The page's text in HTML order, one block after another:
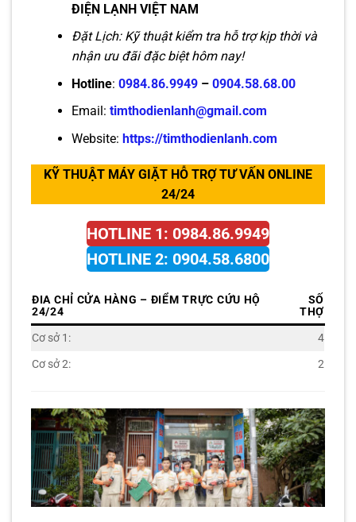
ĐIỆN LẠNH VIỆT NAM
Đặt Lịch: Kỹ thuật kiểm tra hỗ trợ kịp thời và
nhận ưu đãi đặc biệt hôm nay!
Hotline: 0984.86.9949– 0904.58.68.00
Email: timthodienlanh@gmail.com
Website: https://timthodienlanh.com
KỸ THUẬT MÁY GIẶT HỖ TRỢ TƯ VẤN ONLINE
24/24
HOTLINE 1: 0984.86.9949
HOTLINE 2: 0904.58.6800
ĐIA CHỈ CỬA HÀNG – ĐIỂM TRỰC CỨU HỘ
24/24
SỐ
THỢ
Cơ sở 1:
4
Cơ sở 2:
2